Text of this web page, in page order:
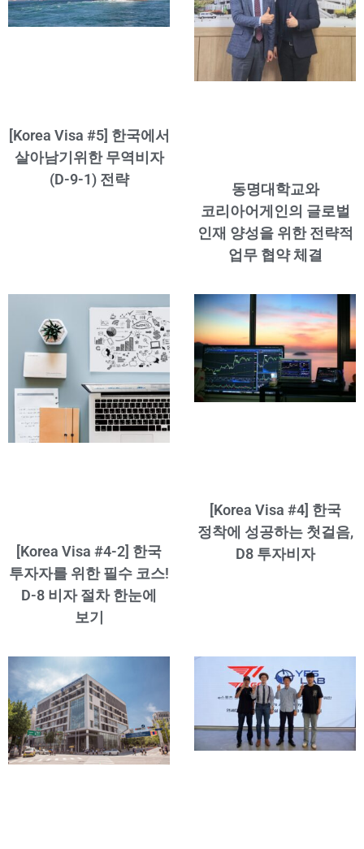
[Korea Visa #5] 한국에서
살아남기위한 무역비자
(D-9-1) 전략
동명대학교와
코리아어게인의 글로벌
인재 양성을 위한 전략적
업무 협약 체결
[Korea Visa #4-2] 한국
투자자를 위한 필수 코스!
D-8 비자 절차 한눈에
보기
[Korea Visa #4] 한국
정착에 성공하는 첫걸음,
D8 투자비자